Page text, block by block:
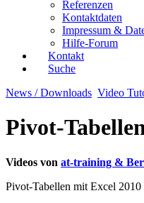
Referenzen
Kontaktdaten
Impressum &
Hilfe-Forum
Kontakt
Suche
News / Downloads Video
Pivot-
Videos von at-training &
Pivot-Tabellen mit Excel